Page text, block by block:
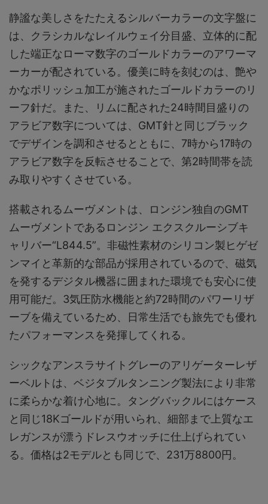
静謐な美しさをたたえるシルバーカラーの文字盤に
は、クラシカルなレイルウェイ分目盛、立体的に配
した端正なローマ数字のゴールドカラーのアワーマ
ーカーが配されている。優美に時を刻むのは、艶や
かなポリッシュ加工が施されたゴールドカラーのリ
ーフ針だ。また、リムに配された24時間目盛りの
アラビア数字については、GMT針と同じブラック
でデザインを調和させるとともに、7時から17時の
アラビア数字を反転させることで、第2時間帯を読
み取りやすくさせている。
搭載されるムーヴメントは、ロンジン独自のGMT
ムーヴメントであるロンジン エクスクルーシブキ
ャリバー“L844.5”。非磁性素材のシリコン製ヒゲゼ
ンマイと革新的な部品が採用されているので、磁気
を発するデジタル機器に囲まれた環境でも安心に使
用可能だ。3気圧防水機能と約72時間のパワーリザ
ーブを備えているため、日常生活でも旅先でも優れ
たパフォーマンスを発揮してくれる。
シックなアンスラサイトグレーのアリゲーターレザ
ーベルトは、ベジタブルタンニング製法により非常
に柔らかな着け心地に。タングバックルにはケース
と同じ18Kゴールドが用いられ、細部まで上質なエ
レガンスが漂うドレスウオッチに仕上げられてい
る。価格は2モデルとも同じで、231万8800円。